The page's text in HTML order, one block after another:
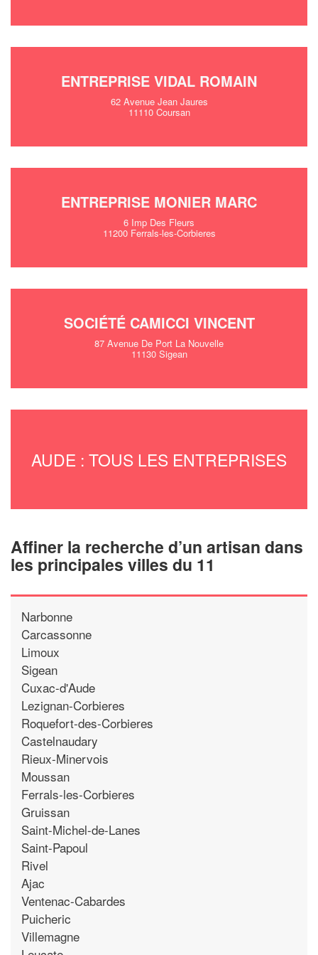
ENTREPRISE VIDAL ROMAIN
62 Avenue Jean Jaures
11110 Coursan
ENTREPRISE MONIER MARC
6 Imp Des Fleurs
11200 Ferrals-les-Corbieres
SOCIÉTÉ CAMICCI VINCENT
87 Avenue De Port La Nouvelle
11130 Sigean
AUDE : TOUS LES ENTREPRISES
Affiner la recherche d’un artisan dans
les principales villes du 11
Narbonne
Carcassonne
Limoux
Sigean
Cuxac-d'Aude
Lezignan-Corbieres
Roquefort-des-Corbieres
Castelnaudary
Rieux-Minervois
Moussan
Ferrals-les-Corbieres
Gruissan
Saint-Michel-de-Lanes
Saint-Papoul
Rivel
Ajac
Ventenac-Cabardes
Puicheric
Villemagne